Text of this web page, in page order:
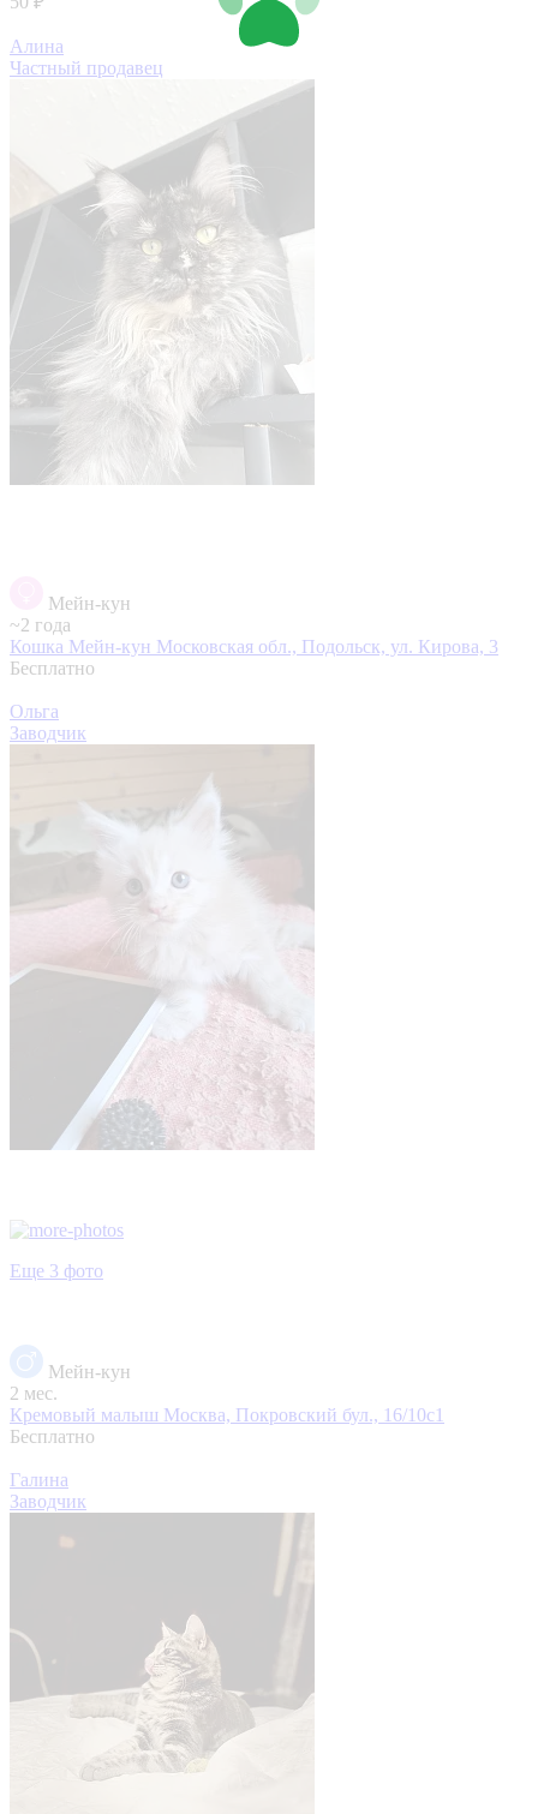
Алина
Частный продавец
Мейн-кун
~2 года
Кошка Мейн-кун Московская обл., Подольск, ул. Кирова, 3
Бесплатно
Ольга
Заводчик
Еще 3 фото
Мейн-кун
2 мес.
Кремовый малыш Москва, Покровский бул., 16/10с1
Бесплатно
Галина
Заводчик